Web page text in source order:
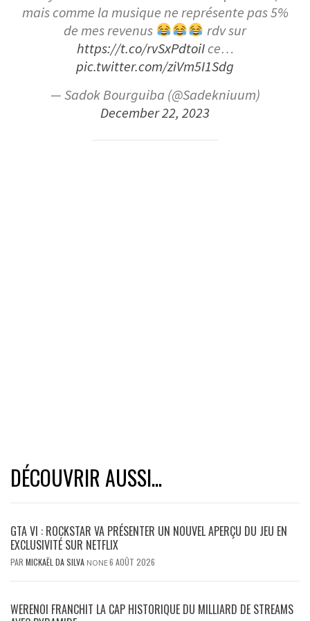
mais comme la musique ne représente pas 5%
de mes revenus
rdv sur
https://t.co/rvSxPdtoiIce…
pic.twitter.com/ziVm5I1Sdg
— Sadok Bourguiba (@Sadekniuum)
December 22, 2023
DÉCOUVRIR AUSSI...
GTA VI : ROCKSTAR VA PRÉSENTER UN NOUVEL APERÇU DU JEU EN
EXCLUSIVITÉ SUR NETFLIX
PAR MICKAËL DA SILVA NONE6 AOÛT 2026
WERENOI FRANCHIT LA CAP HISTORIQUE DU MILLIARD DE STREAMS